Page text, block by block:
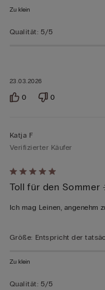
23.03.2026
Zu klein
Qualität: 5/5
0 0
Mit
5
von
bewertet
Katja F
Verifizierter Käufer
Toll für den Sommer
Ich mag Leinen, angenehm
Größe: Entspricht der
Zu klein
Qualität: 5/5